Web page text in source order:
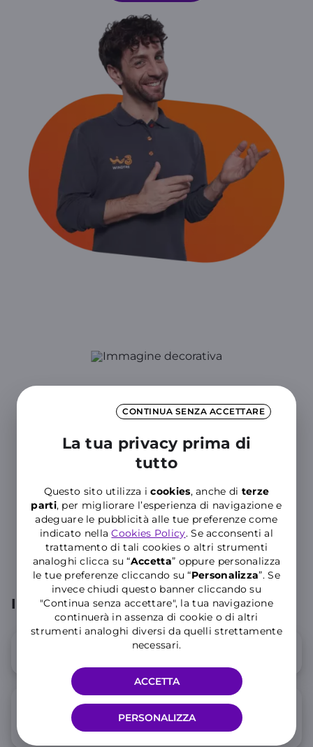
CONTINUA SENZA ACCETTARE
La tua privacy prima di
tutto
Questo sito utilizza icookies, anche di terze
parti, per migliorare l’esperienza di navigazione e
adeguare le pubblicità alle tue preferenze come
indicato nellaCookies Policy. Se acconsenti al
trattamento di tali cookies o altri strumenti
analoghi clicca su “Accetta” oppure personalizza
le tue preferenze cliccando su “Personalizza”. Se
invece chiudi questo banner cliccando su
"Continua senza accettare", la tua navigazione
continuerà in assenza di cookie o di altri
strumenti analoghi diversi da quelli strettamente
necessari.
PERSONALIZZA
ACCETTA
Sei un professionista
con partita IVA?
Scopri le offerte dedicate al tuo Business
SCOPRI
Informazioni su offerte Gas
Chi può sottoscrivere l’offerta Gas?
Qual è la durata del Contratto e delle
Condizioni dell'Offerta Gas?